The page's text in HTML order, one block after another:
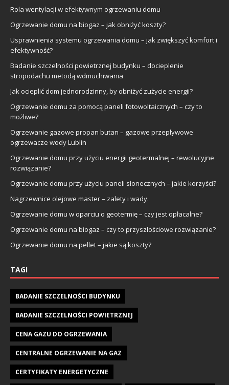
Rola wentylacji w efektywnym ogrzewaniu domu
Ogrzewanie domu na biogaz – jak obniżyć koszty?
Usprawnienia systemu ogrzewania domu – jak zwiększyć komfort i
efektywność?
Badanie szczelności powietrznej budynku – docieplenie
stropodachu metodą wdmuchiwania
Jak ocieplić dom jednorodzinny, by obniżyć zużycie energii?
Ogrzewanie domu za pomocą paneli fotowoltaicznych – czy to
możliwe?
Ogrzewanie gazowe propan butan – gazowe przepływowe
ogrzewacze wody Lublin
Ogrzewanie domu przy użyciu energii geotermalnej – rewolucyjne
rozwiązanie?
Ogrzewanie domu przy użyciu paneli słonecznych – jakie korzyści?
Nagrzewnice olejowe master – zalety i wady.
Ogrzewanie domu w oparciu o geotermię – czy jest opłacalne?
Ogrzewanie domu na biogaz – czy to przyszłościowe rozwiązanie?
Ogrzewanie domu na pellet – jakie są koszty?
TAGI
BADANIE SZCZELNOŚCI BUDYNKU
BADANIE SZCZELNOŚCI POWIETRZNEJ
CENA GAZU DO OGRZEWANIA
CENTRALNE OGRZEWANIE NA GAZ
CERTYFIKATY ENERGETYCZNE